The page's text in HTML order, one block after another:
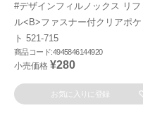
#デザインフィルノックス リフ
ル<B>ファスナー付クリアポケ
ト 521-715
商品コード:4945846144920
小売価格 ¥280
お気に入りに登録